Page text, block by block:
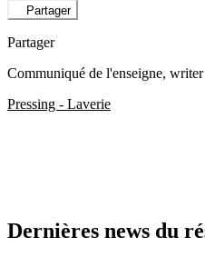
Partager
Partager
Communiqué de l'enseigne, writer
Pressing - Laverie
Dernières news du